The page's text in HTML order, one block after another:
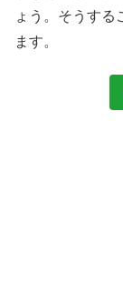
ょう。そうす
ます。